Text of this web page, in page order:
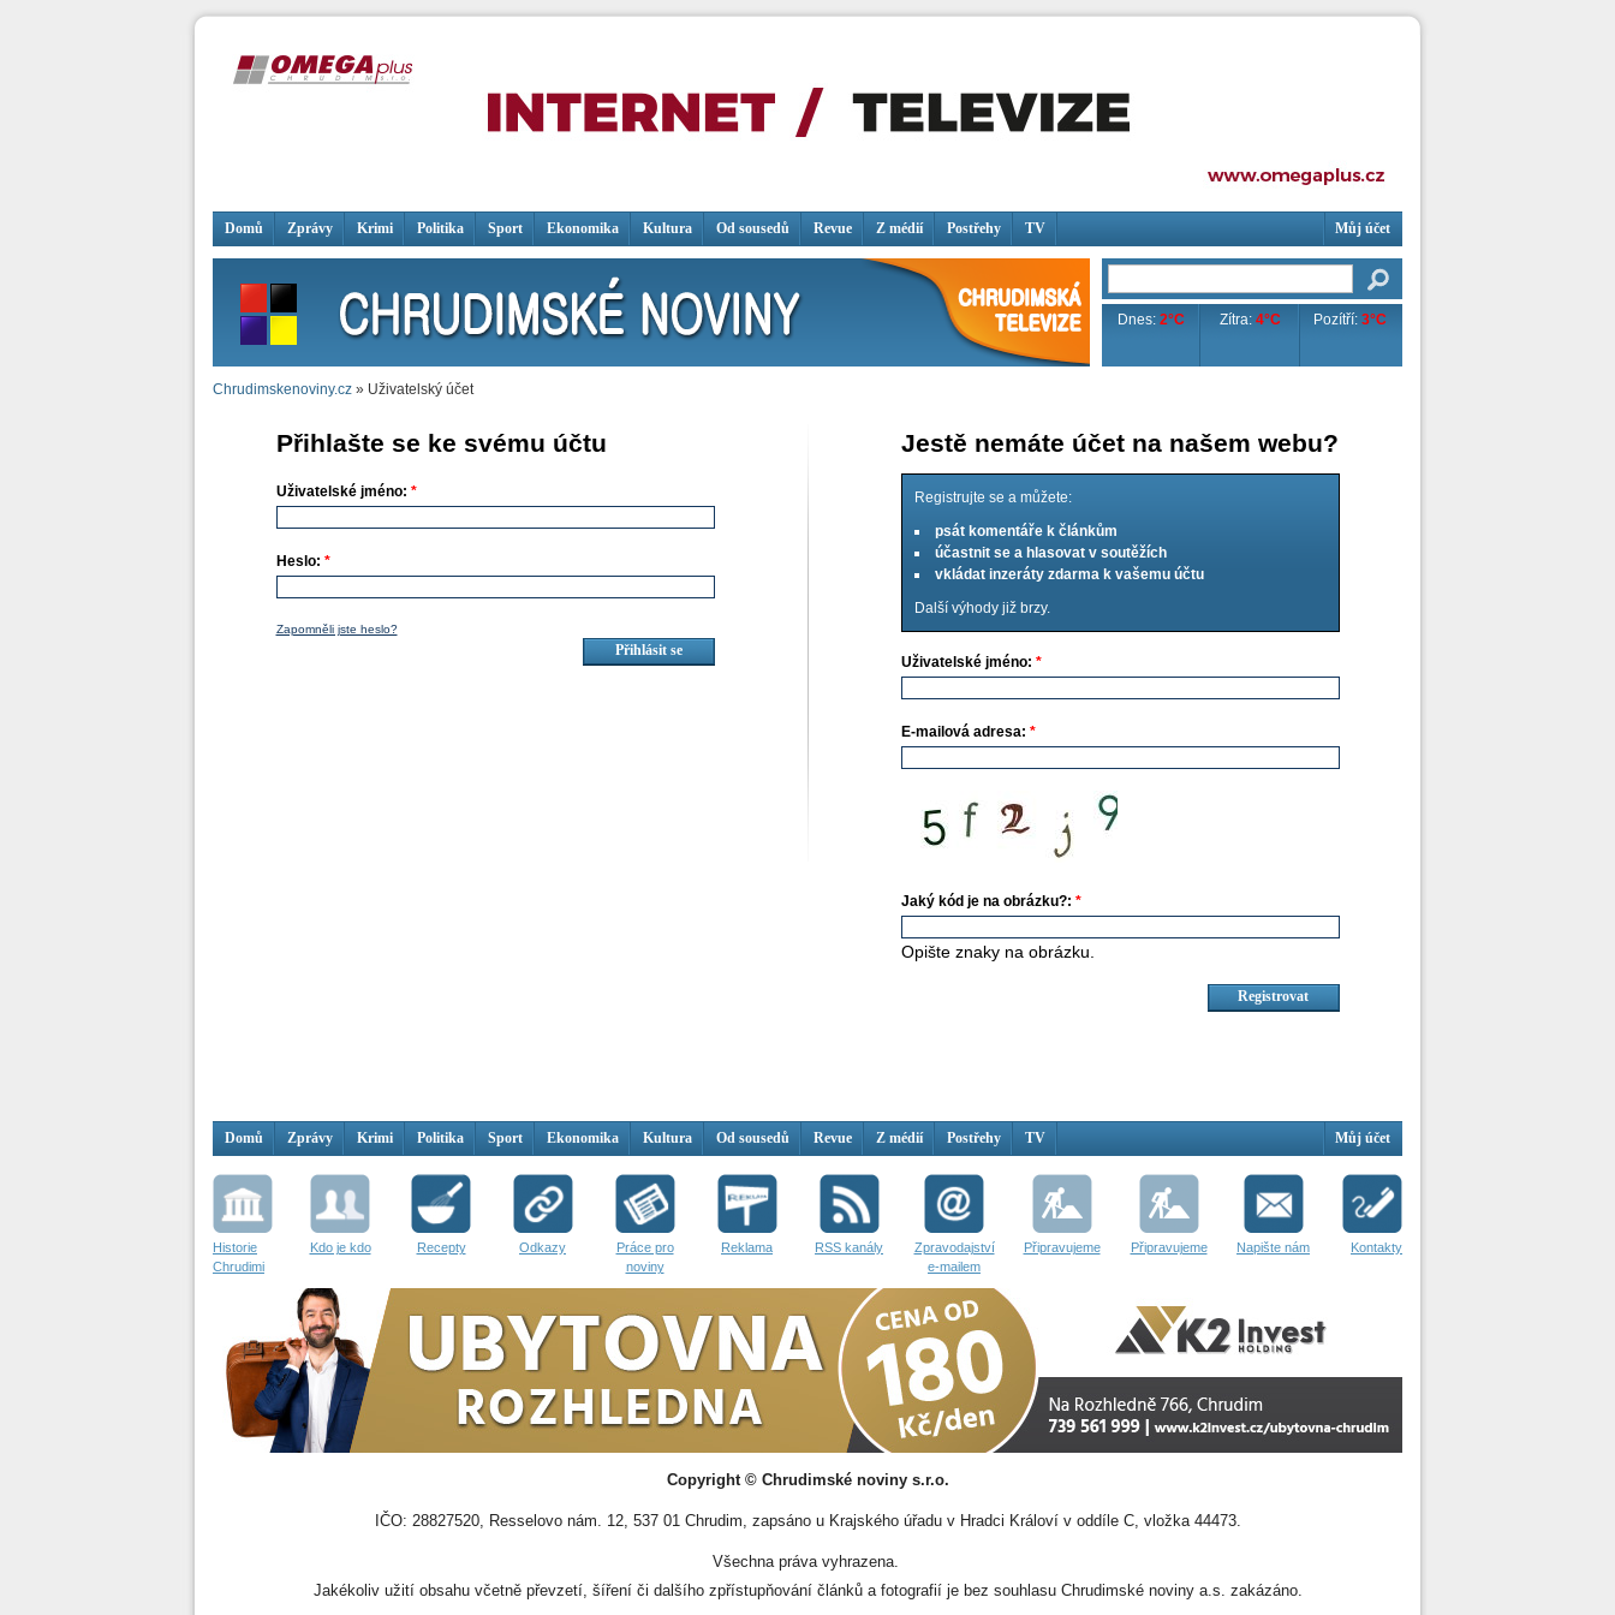
Domů Zprávy Krimi Politika Sport Ekonomika Kultura Od sousedů Revue Z médií Postřehy TV Můj účet
Dnes:2°C Zítra:4°C Pozítří: 3°C
Chrudimskenoviny.cz » Uživatelský účet
Přihlašte se ke svému účtu
Uživatelské jméno: *
Heslo: *
Zapomněli jste heslo?
Jestě nemáte účet na našem webu?
Registrujte se a můžete:
psát komentáře k článkům
účastnit se a hlasovat v soutěžích
vkládat inzeráty zdarma k vašemu účtu
Další výhody již brzy.
Uživatelské jméno: *
E-mailová adresa: *
Jaký kód je na obrázku?: *
Opište znaky na obrázku.
Domů Zprávy Krimi Politika Sport Ekonomika Kultura Od sousedů Revue Z médií Postřehy TV Můj účet
Historie
Chrudimi
Kdo je kdo Recepty Odkazy
Práce pro
noviny
Reklama RSS kanály
Zpravodajství
e-mailem
Připravujeme Připravujeme Napište nám Kontakty
Copyright © Chrudimské noviny s.r.o.
IČO: 28827520, Resselovo nám. 12, 537 01 Chrudim, zapsáno u Krajského úřadu v Hradci Královí v oddíle C, vložka 44473.
Všechna práva vyhrazena.
Jakékoliv užití obsahu včetně převzetí, šíření či dalšího zpřístupňování článků a fotografií je bez souhlasu Chrudimské noviny a.s. zakázáno.